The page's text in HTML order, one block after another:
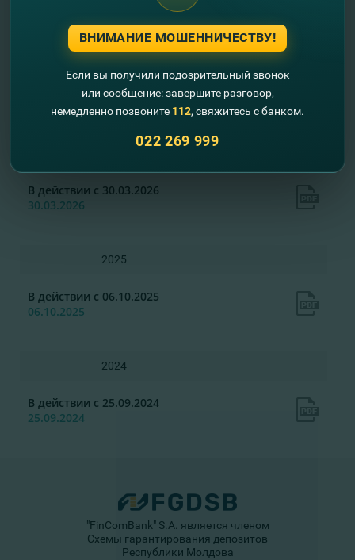
18.05.2026
Общие Условия Банковского
Обслуживания для Бизнес Клиентов
предыдущие публикации
В действии с 30.03.2026
30.03.2026
2025
В действии с 06.10.2025
06.10.2025
2024
В действии с 25.09.2024
25.09.2024
"FinComBank" S.A. является членом
Схемы гарантирования депозитов
Республики Молдова
ВНИМАНИЕ МОШЕННИЧЕСТВУ!
Если вы получили подозрительный звонок
или сообщение: завершите разговор,
немедленно позвоните 112, свяжитесь с банком.
022 269 999